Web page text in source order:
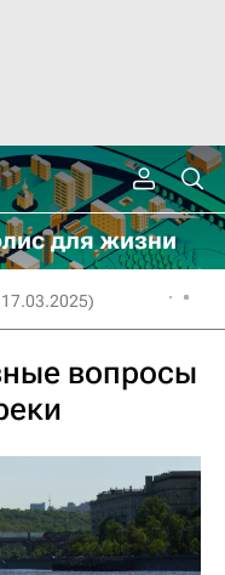
для жизни
вопросы